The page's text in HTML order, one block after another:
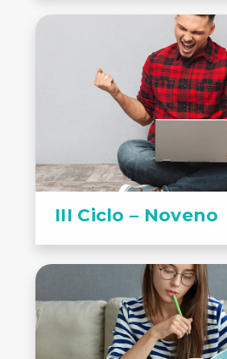
III Ciclo – Noveno